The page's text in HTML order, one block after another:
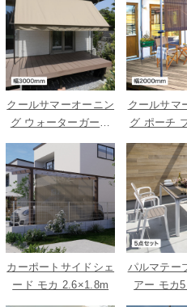
クールサマーオーニン
グ ウォーターガード
ベージュ 3000
クールサマ
グ ポーチ
ウッド
カーポートサイドシェ
ード モカ 2.6×1.8m
パルマテー
アー モカ